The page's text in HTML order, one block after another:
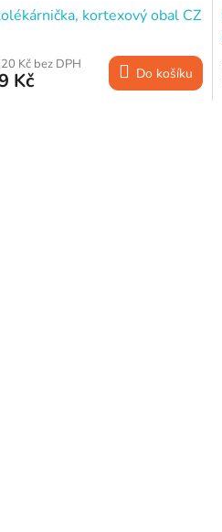
kortexový obal CZ
Kč bez DPH
Kč Do košíku